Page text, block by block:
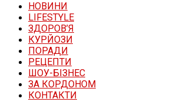
НОВИНИ
LIFESTYLE
ЗДОРОВ’Я
КУРЙОЗИ
ПОРАДИ
РЕЦЕПТИ
ШОУ-БІЗНЕС
ЗА КОРДОНОМ
КОНТАКТИ